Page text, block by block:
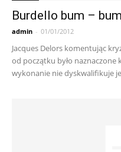
Burdello bum –
admin - 01/01/2012
Jacques Delors komentując
od początku było naznaczone
wykonanie nie dyskwalifikuje